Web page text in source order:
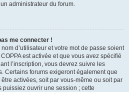
administrateur du forum.
me connecter !
d’utilisateur et votre mot de passe soient
est activée et que vous avez spécifié
l’inscription, vous devrez suivre les
Certains forums exigeront également que
activées, soit par vous-même ou soit par
ouvrir une session ; cette